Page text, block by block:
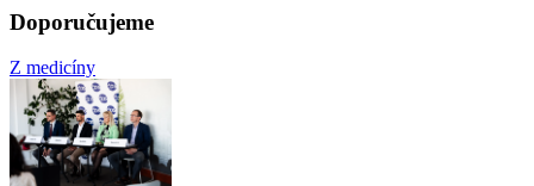
Doporučujeme
Z medicíny